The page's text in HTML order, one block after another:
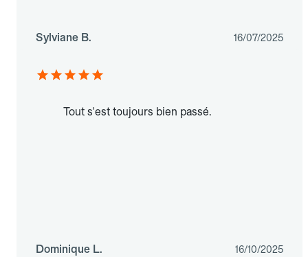
Sylviane B. 16/07/2025
Tout s'est toujours bien passé.
Dominique L. 16/10/2025